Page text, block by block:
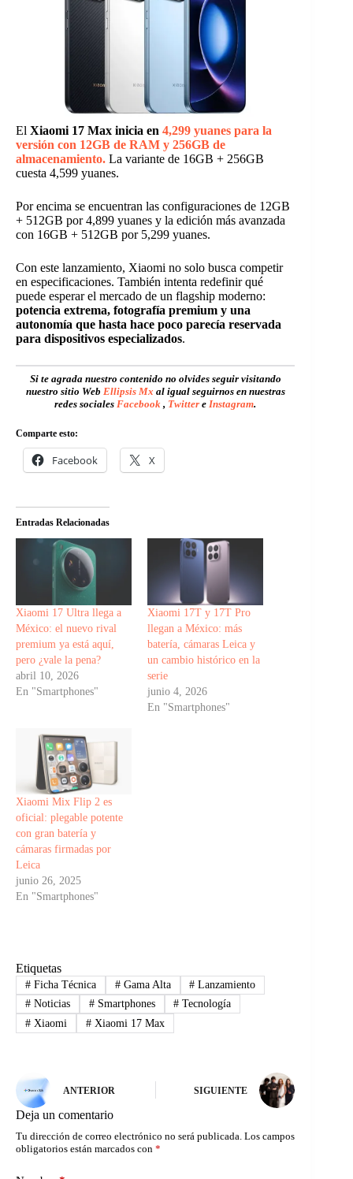
El Xiaomi 17 Max inicia en 4,299 yuanes para la
versión con 12GB de RAM y 256GB de
almacenamiento. La variante de 16GB + 256GB
cuesta 4,599 yuanes.
Por encima se encuentran las configuraciones de 12GB
+ 512GB por 4,899 yuanes y la edición más avanzada
con 16GB + 512GB por 5,299 yuanes.
Con este lanzamiento, Xiaomi no solo busca competir
en especificaciones. También intenta redefinir qué
puede esperar el mercado de un flagship moderno:
potencia extrema, fotografía premium y una
autonomía que hasta hace poco parecía reservada
para dispositivos especializados.
Si te agrada nuestro contenido no olvides seguir visitando
nuestro sitio Web Ellipsis Mx al igual seguirnos en nuestras
redes sociales Facebook , Twitter e Instagram.
Comparte esto:
Facebook X
Entradas Relacionadas
Xiaomi 17 Ultra llega a
México: el nuevo rival
premium ya está aquí,
pero ¿vale la pena?
abril 10, 2026
En "Smartphones"
Xiaomi 17T y 17T Pro
llegan a México: más
batería, cámaras Leica y
un cambio histórico en la
serie
junio 4, 2026
En "Smartphones"
Xiaomi Mix Flip 2 es
oficial: plegable potente
con gran batería y
cámaras firmadas por
Leica
junio 26, 2025
En "Smartphones"
Etiquetas
#Ficha Técnica #Gama Alta # Lanzamiento
#Noticias #Smartphones # Tecnología
#Xiaomi #Xiaomi 17 Max
ANTERIOR SIGUIENTE
Deja un comentario
Tu dirección de correo electrónico no será publicada. Los campos
obligatorios están marcados con *